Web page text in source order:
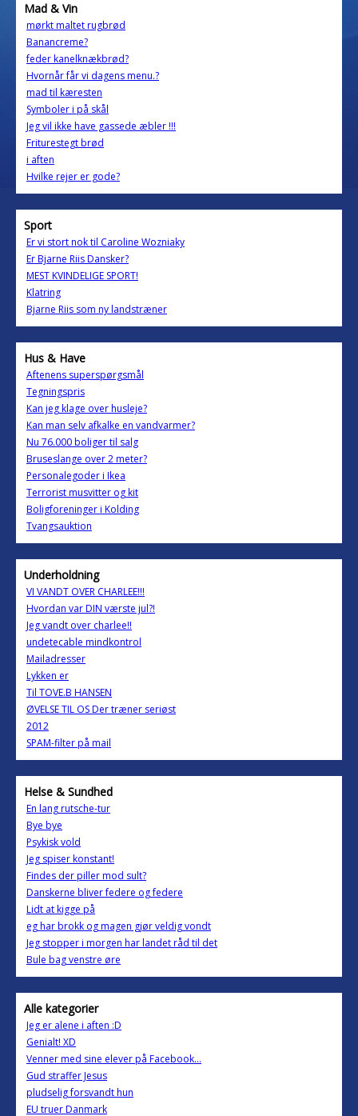
Mad & Vin
mørkt maltet rugbrød
Banancreme?
feder kanelknækbrød?
Hvornår får vi dagens menu.?
mad til kæresten
Symboler i på skål
Jeg vil ikke have gassede æbler !!!
Friturestegt brød
i aften
Hvilke rejer er gode?
Sport
Er vi stort nok til Caroline Wozniaky
Er Bjarne Riis Dansker?
MEST KVINDELIGE SPORT!
Klatring
Bjarne Riis som ny landstræner
Hus & Have
Aftenens superspørgsmål
Tegningspris
Kan jeg klage over husleje?
Kan man selv afkalke en vandvarmer?
Nu 76.000 boliger til salg
Bruseslange over 2 meter?
Personalegoder i Ikea
Terrorist musvitter og kit
Boligforeninger i Kolding
Tvangsauktion
Underholdning
VI VANDT OVER CHARLEE!!!
Hvordan var DIN værste jul?!
Jeg vandt over charlee!!
undetecable mindkontrol
Mailadresser
Lykken er
Til TOVE.B HANSEN
ØVELSE TIL OS Der træner seriøst
2012
SPAM-filter på mail
Helse & Sundhed
En lang rutsche-tur
Bye bye
Psykisk vold
Jeg spiser konstant!
Findes der piller mod sult?
Danskerne bliver federe og federe
Lidt at kigge på
eg har brokk og magen gjør veldig vondt
Jeg stopper i morgen har landet råd til det
Bule bag venstre øre
Alle kategorier
Jeg er alene i aften :D
Genialt! XD
Venner med sine elever på Facebook...
Gud straffer Jesus
pludselig forsvandt hun
EU truer Danmark